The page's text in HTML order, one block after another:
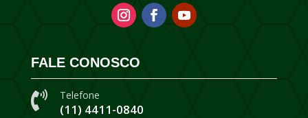
FALE CONOSCO
 Telefone
(11) 4411-0840